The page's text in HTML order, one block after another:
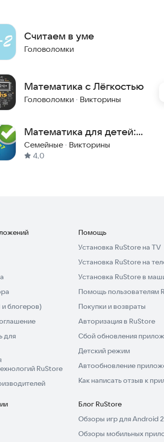
Считаем в уме
Головоломки
Математика с Лёгкостью
Головоломки · Викторины
Математика для детей:
счет и таблица умножения
Семейные · Викторины
4,0
блогеров)
для
RuStore
Помощь
Установка RuStore на TV
Установка RuStore на
Установка RuStore в
Помощь пользователям
Покупки и возвраты
Авторизация в RuStore
Сбой обновления
Детский режим
Автообновление
Как написать отзыв к
Блог RuStore
Обзоры игр для Android
Обзоры мобильных